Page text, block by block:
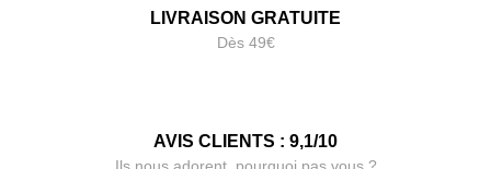
LIVRAISON GRATUITE
Dès 49€
AVIS CLIENTS : 9,1/10